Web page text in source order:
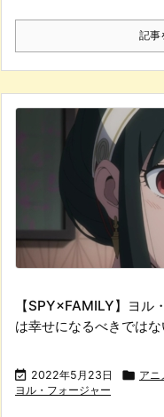
記事
【SPY×FAMILY】ヨル
は幸せになるべきでは
 2022年5月23日  アニ
ヨル・フォージャー